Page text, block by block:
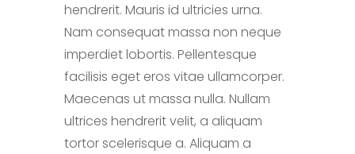
hendrerit. Mauris id ultricies urna.
Nam consequat massa non neque
imperdiet lobortis. Pellentesque
facilisis eget eros vitae ullamcorper.
Maecenas ut massa nulla. Nullam
ultrices hendrerit velit, a aliquam
tortor scelerisque a. Aliquam a